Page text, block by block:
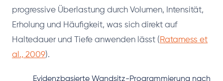
progressive Überlastung durch Volumen, Intensität,
Erholung und Häufigkeit, was sich direkt auf
Haltedauer und Tiefe anwenden lässt ( Ratamess et
al., 2009).
Evidenzbasierte Wandsitz-Programmierung nach